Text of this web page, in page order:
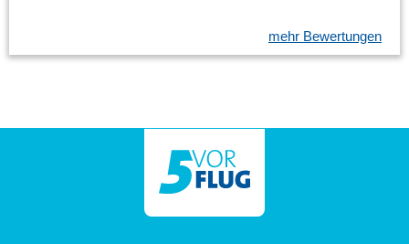
mehr Bewertungen